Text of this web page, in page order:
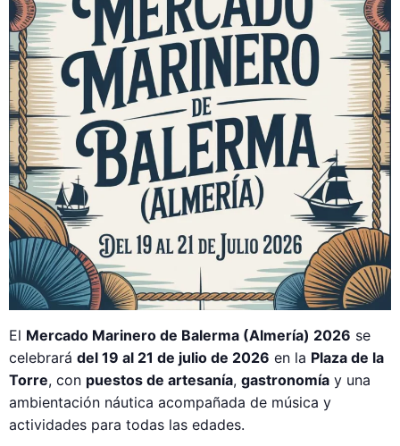
El Mercado Marinero de Balerma (Almería) 2026 se
celebrará del 19 al 21 de julio de 2026 en la Plaza de la
Torre, con puestos de artesanía, gastronomía y una
ambientación náutica acompañada de música y
actividades para todas las edades.